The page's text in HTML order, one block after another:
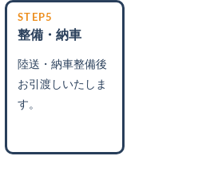
STEP5
整備・納車
陸送・納車整備後
お引渡しいたしま
す。